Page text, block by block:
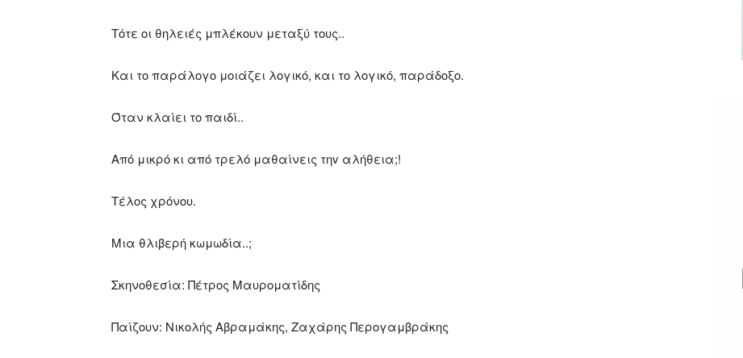
Τότε οι θηλειές μπλέκουν μεταξύ τους..
Και το παράλογο μοιάζει λογικό, και το λογικό, παράδοξο.
Όταν κλαίει το παιδί..
Από μικρό κι από τρελό μαθαίνεις τηv αλήθεια;!
Τέλος χρόνου.
Μια θλιβερή κωμωδία..;
Σκηνοθεσία: Πέτρος Μαυροματίδης
Παίζουν: Νικολής Αβραμάκης, Ζαχάρης Περογαμβράκης